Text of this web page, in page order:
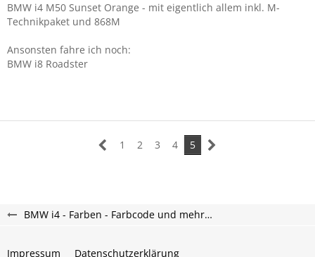
BMW i4 M50 Sunset Orange - mit eigentlich allem inkl. M-
Technikpaket und 868M
Ansonsten fahre ich noch:
BMW i8 Roadster
1 2 3 4 5
BMW i4 - Farben - Farbcode und mehr…
Impressum Datenschutzerklärung